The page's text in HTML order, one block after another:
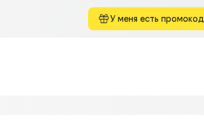
У меня есть промокод